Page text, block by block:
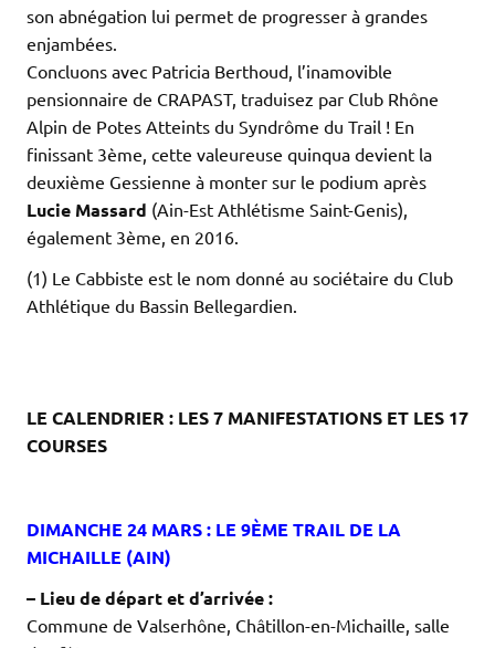
son abnégation lui permet de progresser à grandes
enjambées.
Concluons avec Patricia Berthoud, l’inamovible
pensionnaire de CRAPAST, traduisez par Club Rhône
Alpin de Potes Atteints du Syndrôme du Trail ! En
finissant 3ème, cette valeureuse quinqua devient la
deuxième Gessienne à monter sur le podium après
Lucie Massard (Ain-Est Athlétisme Saint-Genis),
également 3ème, en 2016.
(1) Le Cabbiste est le nom donné au sociétaire du Club
Athlétique du Bassin Bellegardien.
LE CALENDRIER : LES 7 MANIFESTATIONS ET LES 17
COURSES
DIMANCHE 24 MARS : LE 9ÈME TRAIL DE LA
MICHAILLE (AIN)
– Lieu de départ et d’arrivée :
Commune de Valserhône, Châtillon-en-Michaille, salle